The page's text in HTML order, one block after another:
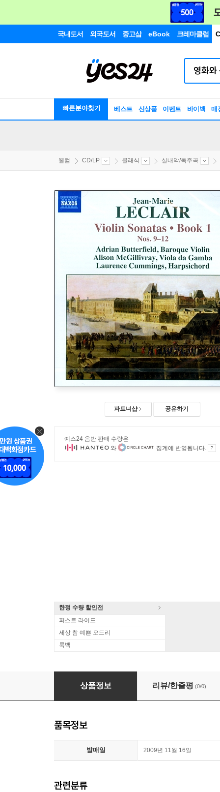
국내도서 외국도서 중고샵 eBook 크레마클럽
빠른분야찾기 베스트 신상품 이벤트 바이백 매
웰컴 CD/LP 클래식 실내악/독주곡
파트너샵 공유하기
예스24 음반 판매 수량은
와
집계에 반영됩니다.
한정 수량 할인전
퍼스트 라이드
세상 참 예쁜 오드리
룩백
Adrian Butterfield 장-마리 르클레르: 바이올
상품정보 리뷰/한줄평 (0/0)
품목정보
발매일 2009년 11월 16일
관련분류